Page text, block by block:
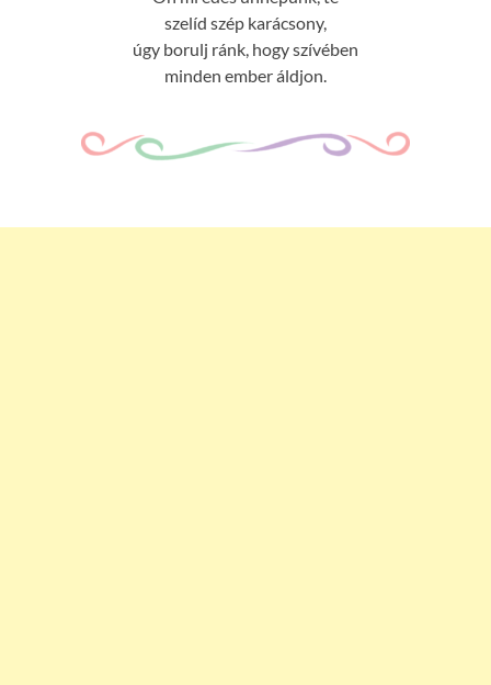
szelíd szép karácsony,
úgy borulj ránk, hogy szívében
minden ember áldjon.